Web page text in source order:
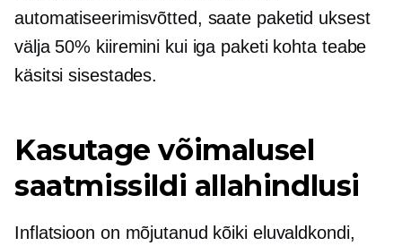
automatiseerimisvõtted, saate paketid uksest
välja 50% kiiremini kui iga paketi kohta teabe
käsitsi sisestades.
Kasutage võimalusel
saatmissildi allahindlusi
Inflatsioon on mõjutanud kõiki eluvaldkondi,